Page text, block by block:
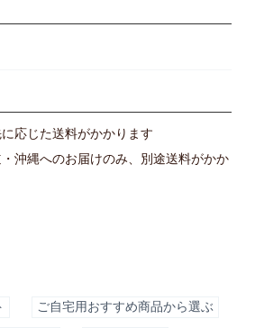
応じた送料がかかります
沖縄へのお届けのみ、別途送料がかか
ご自宅用おすすめ商品から選ぶ